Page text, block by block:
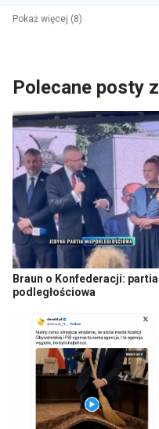
Pokaż więcej (8)
Polecane posty z
Braun o Konfederacji: partia
podległościowa